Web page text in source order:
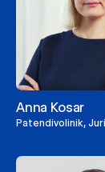
Anna Kosar
Patendivolinik,